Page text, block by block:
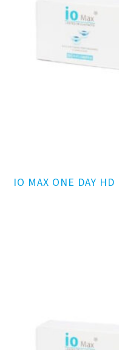
IO MAX ONE DAY